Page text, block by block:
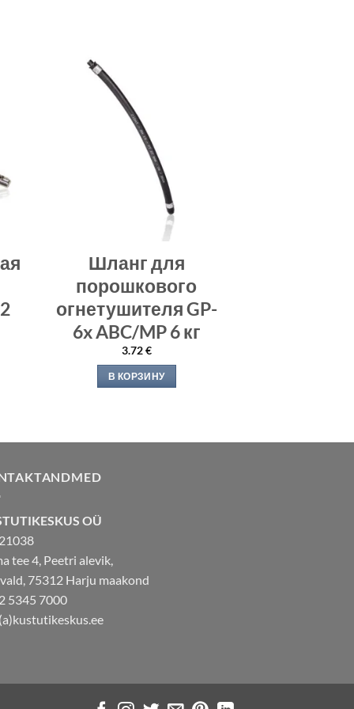
Шланг для
порошкового
огнетушителя GP-
6x ABC/MP 6 кг
3.72€
В КОРЗИНУ
OÜ
tee 4, Peetri alevik,
75312 Harju maakond
5345 7000